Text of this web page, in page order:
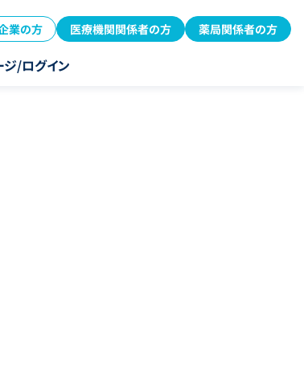
業の方 医療機関関係者の方 薬局関係者の方
ジ/ログイン